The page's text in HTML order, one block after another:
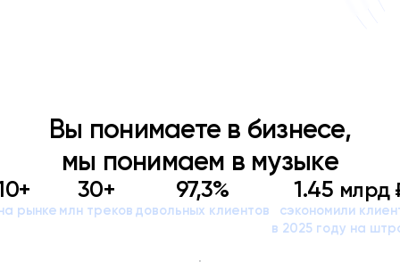
Вы понимаете в бизнесе,
мы понимаем в музыке
рынке
30+
млн треков
97,3%
довольных клиентов
1.45 млрд
сэкономили
в 2025 году на